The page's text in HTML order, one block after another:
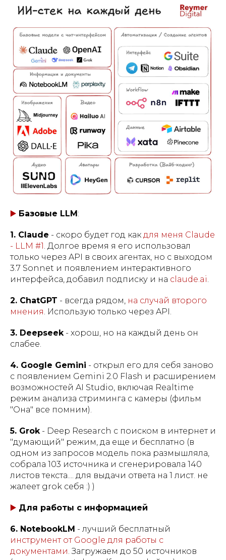
▶️ Базовые LLM:
1. Claude - скоро будет год как для меня Claude
- LLM #1 . Долгое время я его использовал
только через API в своих агентах, но с выходом
3.7 Sonnet и появлением интерактивного
интерфейса, добавил подписку и на claude.ai
2. ChatGPT - всегда рядом, на случай второго
мнения . Использую только через API.
3. Deepseek - хорош, но на каждый день он
слабее.
4. Google Gemini - открыл его для себя заново
с появлением Gemini 2.0 Flash и расширением
возможностей AI Studio, включая Realtime
режим анализа стриминга с камеры (фильм
"Она" все помним).
5. Grok - Deep Research с поиском в интернет и
"думающий" режим, да еще и бесплатно (в
одном из запросов модель пока размышляла,
собрала 103 источника и сгенерировала 140
листов текста.... для выдачи ответа на 1 лист. не
жалеет grok себя :) )
▶️ Для работы с информацией
6. NotebookLM - лучший бесплатный
инструмент от Google для работы с
документами . Загружаем до 50 источников